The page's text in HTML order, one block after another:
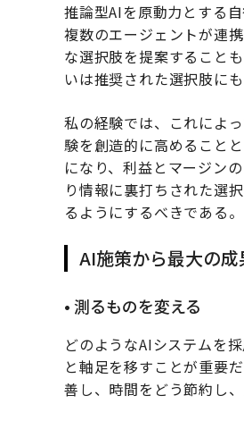
推論型AIを原動力とする
複数のエージェントが連
な選択肢を提案すること
いは推奨された選択肢に
私の経験では、これによ
験を創造的に高めること
になり、利益とマージン
り情報に裏打ちされた選
るようにするべきである。
AI施策から最大の
• 測るものを変える
どのようなAIシステムを
と軸足を移すことが重要
善し、時間をどう節約し